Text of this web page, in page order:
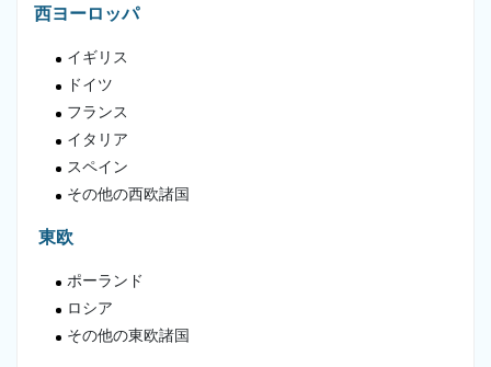
西ヨーロッパ
イギリス
ドイツ
フランス
イタリア
スペイン
その他の西欧諸国
東欧
ポーランド
ロシア
その他の東欧諸国